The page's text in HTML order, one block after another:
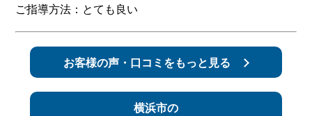
スタッフ紹介
簡易補助ブレーキと
は
キャンペーン
ご指導方法：とても良い
お客様の声・口コミをもっと見る
横浜市の